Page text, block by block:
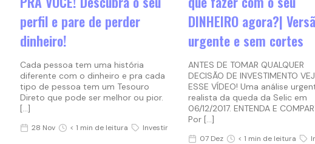
perfil e pare de perder
dinheiro!
Cada pessoa tem uma história
diferente com o dinheiro e pra cada
tipo de pessoa tem um Tesouro
Direto que pode ser melhor ou pior.
[…]
28 Nov < 1 min de leitura Investir
DINHEIRO agora?|
urgente e sem cortes
ANTES DE TOMAR QUALQUER
DECISÃO DE INVESTIMENTO
ESSE VÍDEO! Uma análise
realista da queda da Selic em
06/12/2017. ENTENDA E
Por […]
07 Dez < 1 min de leitura